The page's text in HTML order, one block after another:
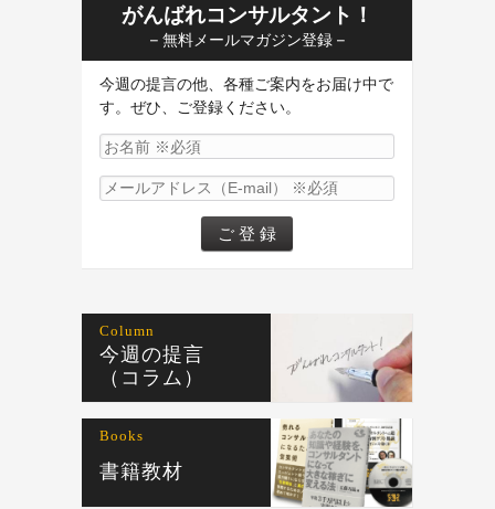
がんばれコンサルタント！
– 無料メールマガジン登録 –
今週の提言の他、各種ご案内をお届け中で
す。ぜひ、ご登録ください。
Column
今週の提言
（コラム）
Books
書籍教材